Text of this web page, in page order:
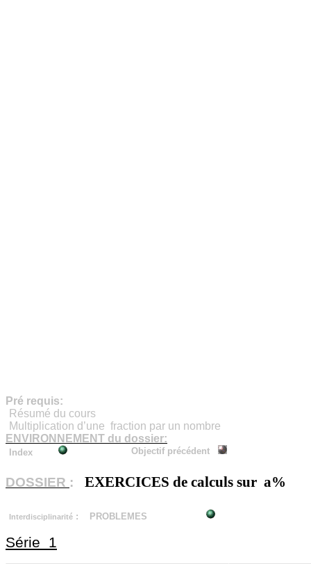
Pré requis:
Résumé du cours
Multiplication d’une fraction par un nombre
ENVIRONNEMENT du dossier:
Index Objectif précédent
DOSSIER : EXERCICES de calculs sur a%
Interdisciplinarité: PROBLEMES
Série 1